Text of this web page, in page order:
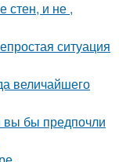
стен, и не ,
ситуация
величайшего
вы бы предпочли